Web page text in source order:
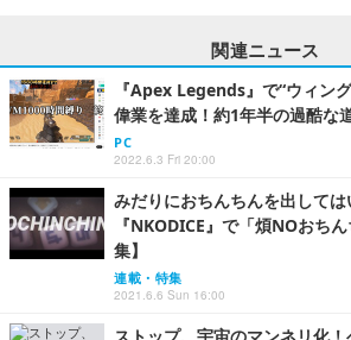
関連ニュース
『Apex Legends』で“ウィン
偉業を達成！約1年半の過酷な
PC
2022.6.3 Fri 20:00
みだりにおちんちんを出して
『NKODICE』で「煩NOおち
集】
連載・特集
2021.6.6 Sun 16:00